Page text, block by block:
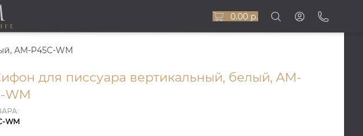
0.00 р.
AM-P45C-WM
для писсуара вертикальный, белый, AM-
WM
WM